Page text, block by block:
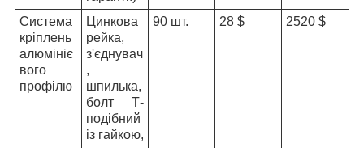
Система
кріплень
алюмініє
вого
профілю
Цинкова
рейка,
з'єднувач
,
шпилька,
болт Т-
подібний
із гайкою,
90 шт. 28 $ 2520 $